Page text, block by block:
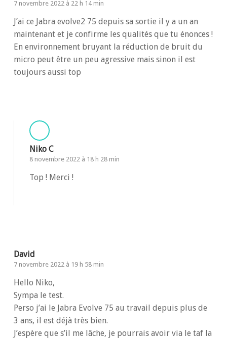
7 novembre 2022 à 22 h 14 min
J’ai ce Jabra evolve2 75 depuis sa sortie il y a un an
maintenant et je confirme les qualités que tu énonces !
En environnement bruyant la réduction de bruit du
micro peut être un peu agressive mais sinon il est
toujours aussi top
Niko C
8 novembre 2022 à 18 h 28 min
Top ! Merci !
David
7 novembre 2022 à 19 h 58 min
Hello Niko,
Sympa le test.
Perso j’ai le Jabra Evolve 75 au travail depuis plus de
3 ans, il est déjà très bien.
J’espère que s’il me lâche, je pourrais avoir via le taf la